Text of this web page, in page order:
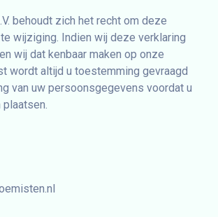
behoudt zich het recht om deze
wijziging. Indien wij deze verklaring
wij dat kenbaar maken op onze
wordt altijd u toestemming gevraagd
van uw persoonsgegevens voordat u